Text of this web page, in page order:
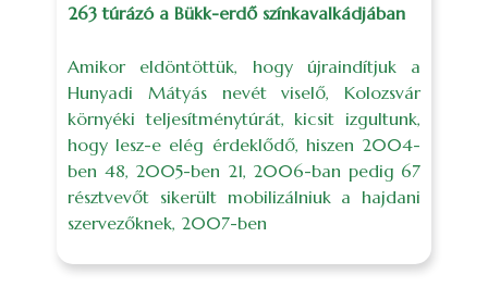
263 túrázó a Bükk-erdő színkavalkádjában
Amikor eldöntöttük, hogy újraindítjuk a
Hunyadi Mátyás nevét viselő, Kolozsvár
környéki teljesítménytúrát, kicsit izgultunk,
hogy lesz-e elég érdeklődő, hiszen 2004-
ben 48, 2005-ben 21, 2006-ban pedig 67
résztvevőt sikerült mobilizálniuk a hajdani
szervezőknek, 2007-ben